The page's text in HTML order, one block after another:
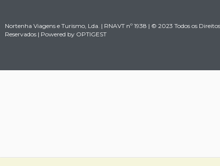
Nortenha Viagens e Turismo, Lda. | RNAVT nº 1938 | © 2023 Todos os Direitos
Reservados | Powered by OPTIGEST